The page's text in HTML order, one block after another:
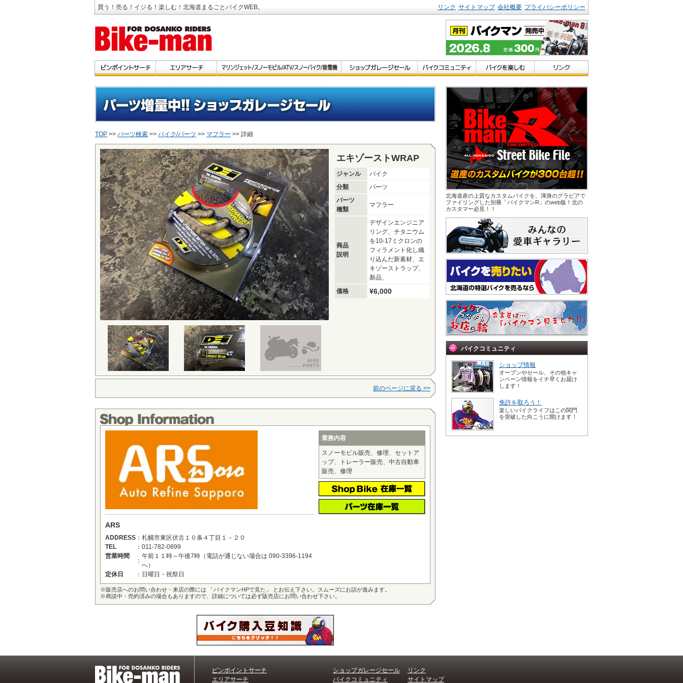
買う！売る！イジる！楽しむ！北海道まるごとバイクWEB。 リンク サイトマップ 会社概要 プライバシーポリシー
TOP >> パーツ検索 >> バイク/パーツ >> マフラー >> 詳細
エキゾーストWRAP
ジャンル
バイク
分類
パーツ
パーツ
種類
マフラー
商品
説明
デザインエンジニア
リング、チタニウム
を10-17ミクロンの
フィラメント化し織
り込んだ新素材、エ
キゾーストラップ、
新品、
価格
¥6,000
前のページに戻る >>
ARS
ADDRESS ： 札幌市東区伏古１０条４丁目１－２０
TEL
： 011-782-0899
営業時間
：
午前１１時～午後7時（電話が通じない場合は 090-3396-1194
へ）
定休日
： 日曜日・祝祭日
業務内容
スノーモビル販売、修理、セットア
ップ、トレーラー販売、中古自動車
販売、修理
※販売店へのお問い合わせ・来店の際には 「バイクマンHPで見た」 とお伝え下さい。スムーズにお話が進みます。
※商談中・売約済みの場合もありますので、詳細については必ず販売店にお問い合わせ下さい。
北海道産の上質なカスタムバイクを、渾身のグラビアで
ファイリングした別冊「バイクマンR」のweb版！北の
カスタマー必見！！
バイクコミュニティ
ショップ情報
オープンやセール、その他キャ
ンペーン情報をイチ早くお届け
します！
免許を取ろう！
楽しいバイクライフはこの関門
を突破した向こうに開けます！
ピンポイントサーチ
エリアサーチ
ショップガレージセール
バイクコミュニティ
リンク
サイトマップ